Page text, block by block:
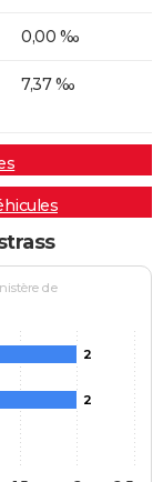
0,00 ‰
7,37 ‰
de
2
2